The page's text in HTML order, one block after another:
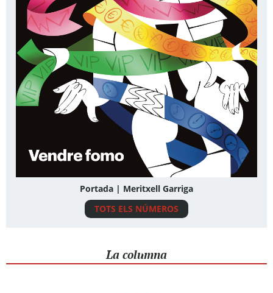
Portada | Meritxell Garriga
TOTS ELS NÚMEROS
La columna